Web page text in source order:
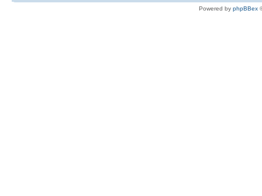
Powered by phpBBex